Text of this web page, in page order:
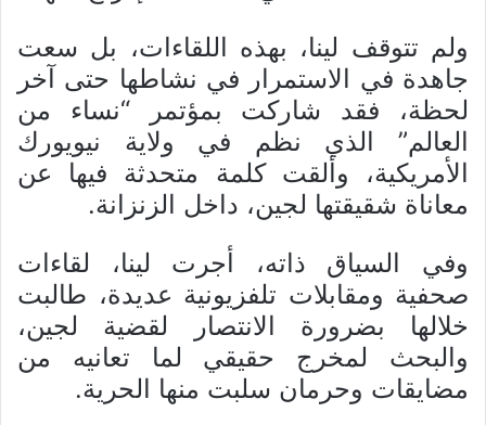
ولم تتوقف لينا، بهذه اللقاءات، بل سعت
جاهدة في الاستمرار في نشاطها حتى آخر
لحظة، فقد شاركت بمؤتمر “نساء من
العالم” الذي نظم في ولاية نيويورك
الأمريكية، وألقت كلمة متحدثة فيها عن
معاناة شقيقتها لجين، داخل الزنزانة.
وفي السياق ذاته، أجرت لينا، لقاءات
صحفية ومقابلات تلفزيونية عديدة، طالبت
خلالها بضرورة الانتصار لقضية لجين،
والبحث لمخرج حقيقي لما تعانيه من
مضايقات وحرمان سلبت منها الحرية.